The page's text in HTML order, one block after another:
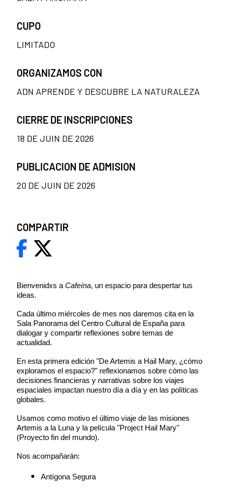
Bienvenidxs aCafeína, un espacio para despertar tus
ideas.
Cada último miércoles de mes nos daremos cita en la
Sala Panorama del Centro Cultural de España para
dialogar y compartir reflexiones sobre temas de
actualidad.
En esta primera edición "De Artemis a Hail Mary, ¿cómo
exploramos el espacio?" reflexionamos sobre cómo las
decisiones financieras y narrativas sobre los viajes
espaciales impactan nuestro día a día y en las políticas
globales.
Usamos como motivo el último viaje de las misiones
Artemis a la Luna y la película "Project Hail Mary"
(Proyecto fin del mundo).
Nos acompañarán:
Antígona Segura
CUPO
LIMITADO
ORGANIZAMOS CON
ADN APRENDE Y DESCUBRE LA NATURALEZA
CIERRE DE INSCRIPCIONES
18 DE JUIN DE 2026
PUBLICACION DE ADMISION
20 DE JUIN DE 2026
COMPARTIR